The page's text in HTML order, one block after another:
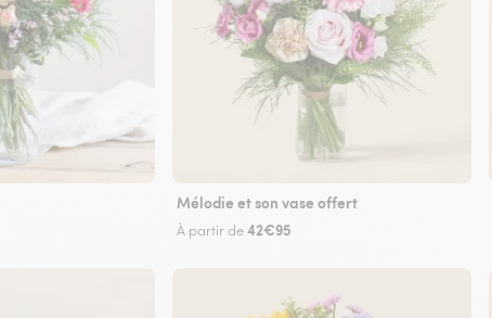
Mélodie et son vase offert
À partir de42€95